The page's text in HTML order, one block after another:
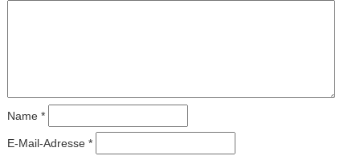
Name *
E-Mail-Adresse *